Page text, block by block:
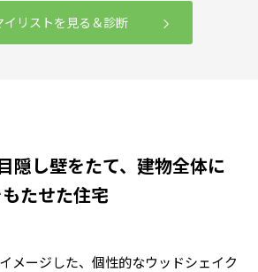
イリストを見る＆診断
隠し壁をたて、建物全体に
たせた住宅
メージした、個性的なウッドシェイク